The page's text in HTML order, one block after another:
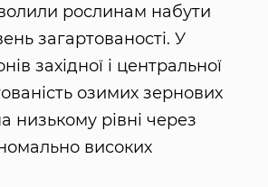
рослинам набути
загартованості. У
західної і центральної
озимих зернових
низькому рівні через
високих